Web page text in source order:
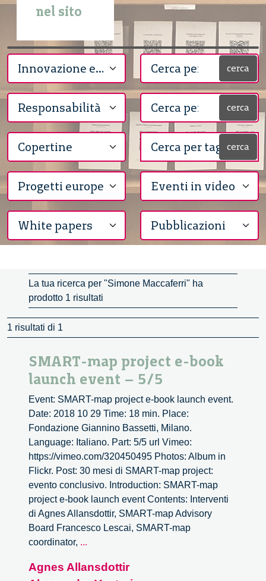
nel sito
cerca
cerca
cerca
La tua ricerca per "Simone Maccaferri" ha
prodotto 1 risultati
1 risultati di 1
SMART-map project e-book
launch event – 5/5
Event: SMART-map project e-book launch event.
Date: 2018 10 29 Time: 18 min. Place:
Fondazione Giannino Bassetti, Milano.
Language: Italiano. Part: 5/5 url Vimeo:
https://vimeo.com/320450495 Photos: Album in
Flickr. Post: 30 mesi di SMART-map project:
evento conclusivo. Introduction: SMART-map
project e-book launch event Contents: Interventi
di Agnes Allansdottir, SMART-map Advisory
Board Francesco Lescai, SMART-map
coordinator, ...
project
Agnes Allansdottir